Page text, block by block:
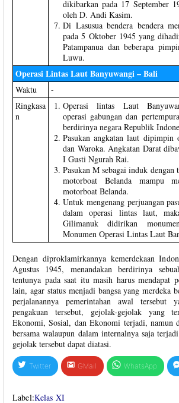
dikibarkan pada 17 September
oleh D. Andi Kasim.
Di Lasusua bendera bendera
pada 5 Oktober 1945 yang
Patampanua dan beberapa
Luwu.
Operasi Lintas Laut Banyuwangi – Bali
Waktu
-
Ringkasa
n
Operasi lintas Laut
operasi gabungan dan
berdirinya negara Republik
Pasukan angkatan laut dipimpin
dan Waroka. Angkatan Darat
I Gusti Ngurah Rai.
Pasukan M sebagai induk dengan
motorboat Belanda mampu
motorboat Belanda.
Untuk mengenang perjuangan
dalam operasi lintas laut,
Gilimanuk didirikan
Monumen Operasi Lintas Laut
Dengan diproklamirkannya kemerdekaan
Agustus 1945, menandakan berdirinya
tentunya pada saat itu masih harus mendapat
lain, agar status menjadi bangsa yang merdeka
perjalanannya pemerintahan awal tersebut
pengakuan tersebut, gejolak-gejolak yang
Ekonomi, Sosial, dan Ekonomi terjadi, namun
bersama walaupun dalam internalnya saja
gejolak tersebut dapat diatasi.
Twitter GMail WhatsApp
Label:Kelas XI